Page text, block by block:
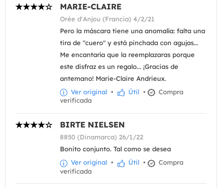
MARIE-CLAIRE
Orée d'Anjou (Francia) 4/2/21
Pero la máscara tiene una anomalía: falta una
tira de "cuero" y está pinchada con agujas...
Me encantaría que la reemplazaras porque
este disfraz es un regalo... ¡Gracias de
antemano! Marie-Claire Andrieux.
Ver original • Útil •
Compra
verificada
BIRTE NIELSEN
8850 (Dinamarca) 26/1/22
Bonito conjunto. Tal como se desea
Ver original • Útil •
Compra
verificada